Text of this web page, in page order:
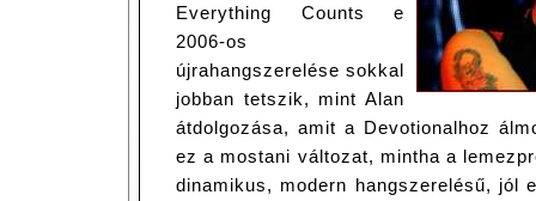
Everything Counts e
2006-os
újrahangszerelése sokkal
jobban tetszik, mint Alan
átdolgozása, amit a Devotionalhoz
ez a mostani változat, mintha a
dinamikus, modern hangszerelésű, jól